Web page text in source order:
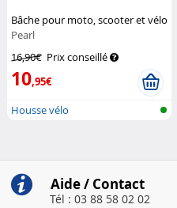
Bâche pour moto, scooter et vélo
Pearl
16,90€ Prix conseillé
10,95€
Housse vélo
Aide / Contact
Tél : 03 88 58 02 02